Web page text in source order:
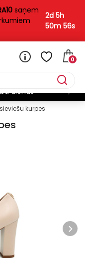
saņem
2d 5h
50m 55s
0
kurpes